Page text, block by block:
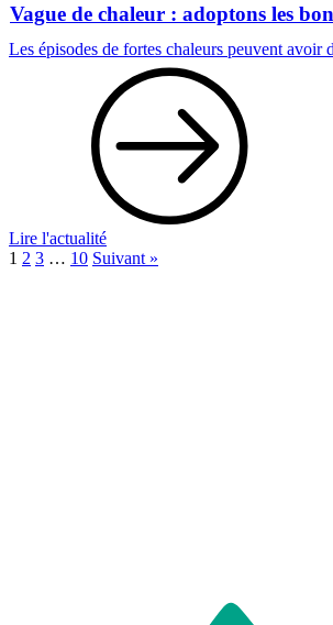
Vague de chaleur : adoptons les
Les épisodes de fortes chaleurs peuvent avoir
Lire l'actualité
1 2 3 … 10 Suivant »